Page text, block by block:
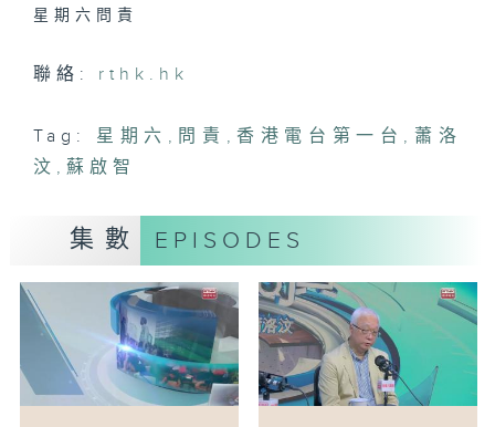
星期六問責
聯絡: rthk.hk
Tag: 星期六 , 問責 , 香港電台第一台 , 蕭洛
汶 ,蘇啟智
集數 EPISODES